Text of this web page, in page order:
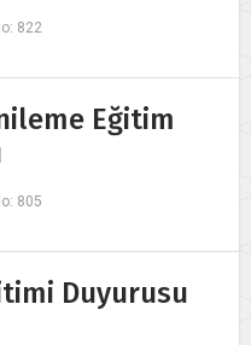
822
Eğitim
805
Duyurusu